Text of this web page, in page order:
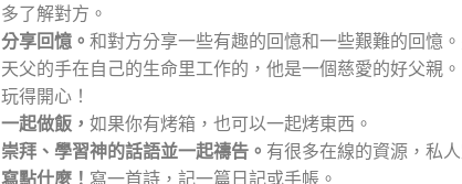
多了解對方。
分享回憶。 和對方分享一些有趣的回憶和一些艱難的回憶
天父的手在自己的生命里工作的，他是一個慈愛的好父親。
玩得開心！
一起做飯， 如果你有烤箱，也可以一起烤東⻄。
崇拜、學習神的話語並一起禱告。 有很多在線的資源，私
寫點什麼！ 寫一首詩，記一篇日記或手帳。